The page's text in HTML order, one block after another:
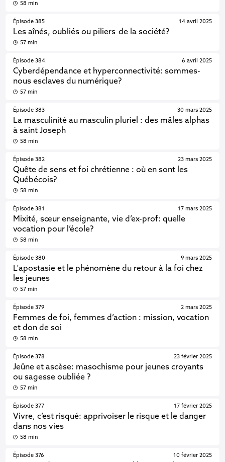
58 min
Épisode 385
Les aînés, oubliés ou piliers de la société?
14 avril 2025
57 min
Épisode 384
Cyberdépendance et hyperconnectivité: sommes-
nous esclaves du numérique?
6 avril 2025
57 min
Épisode 383
La masculinité au masculin pluriel : des mâles alphas
à saint Joseph
30 mars 2025
58 min
Épisode 382
Quête de sens et foi chrétienne : où en sont les
Québécois?
23 mars 2025
58 min
Épisode 381
Mixité, sœur enseignante, vie d’ex-prof: quelle
vocation pour l’école?
17 mars 2025
58 min
Épisode 380
L'apostasie et le phénomène du retour à la foi chez
les jeunes
9 mars 2025
57 min
Épisode 379
Femmes de foi, femmes d’action : mission, vocation
et don de soi
2 mars 2025
58 min
Épisode 378
Jeûne et ascèse: masochisme pour jeunes croyants
ou sagesse oubliée ?
23 février 2025
57 min
Épisode 377
Vivre, c’est risqué: apprivoiser le risque et le danger
dans nos vies
17 février 2025
58 min
Épisode 376 10 février 2025